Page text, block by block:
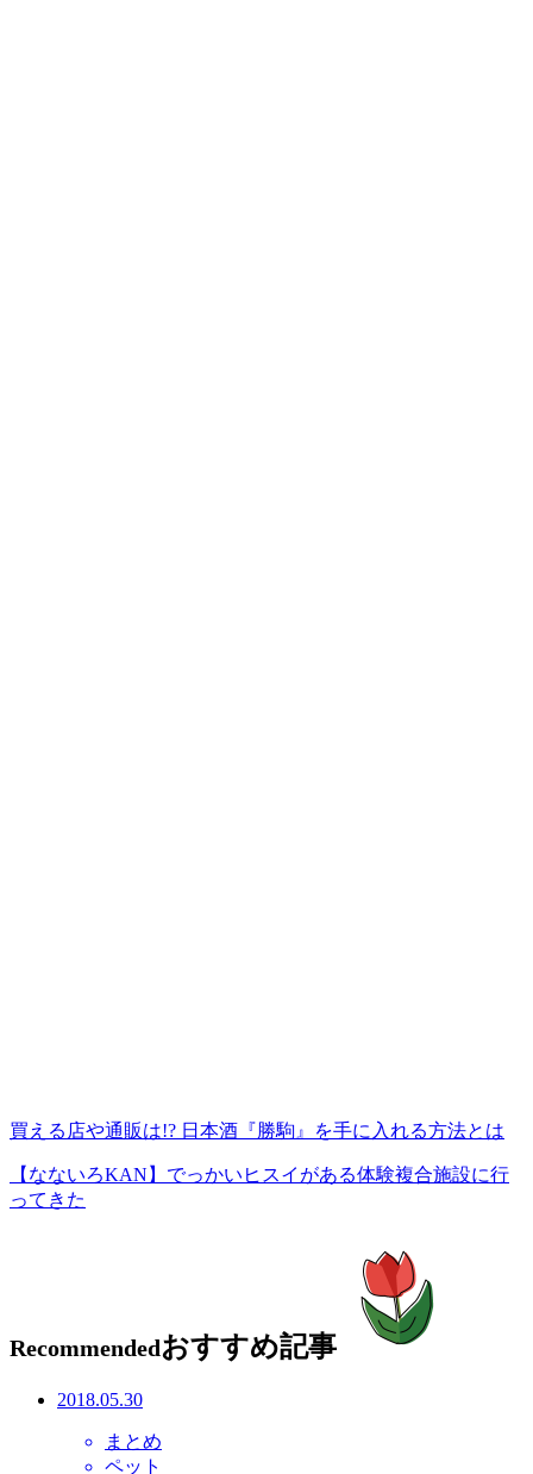
買える店や通販は!? 日本酒『勝駒』を手に入れる方法とは
【なないろKAN】でっかいヒスイがある体験複合施設に行
ってきた
Recommendedおすすめ記事
2018.05.30
まとめ
ペット